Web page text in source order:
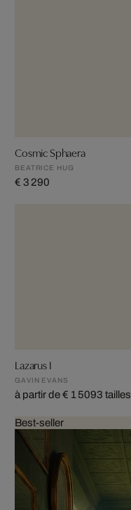
Cosmic Sphaera
BEATRICE HUG
€ 3 290
Lazarus I
GAVIN EVANS
à partir de € 1 5093
Best-seller